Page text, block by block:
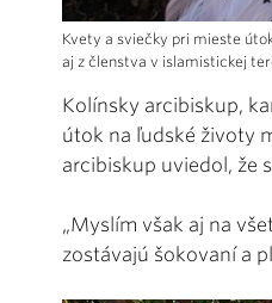
Kvety a sviečky pri mieste
aj z členstva v islamistickej
Kolínsky arcibiskup,
útok na ľudské životy
arcibiskup uviedol, že
„Myslím však aj na
zostávajú šokovaní a